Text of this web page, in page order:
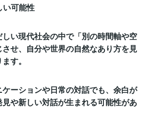
い可能性
い現代社会の中で「別の時間軸や空
せ、自分や世界の自然なあり方を見
す。
ーションや日常の対話でも、余白が
や新しい対話が生まれる可能性があ